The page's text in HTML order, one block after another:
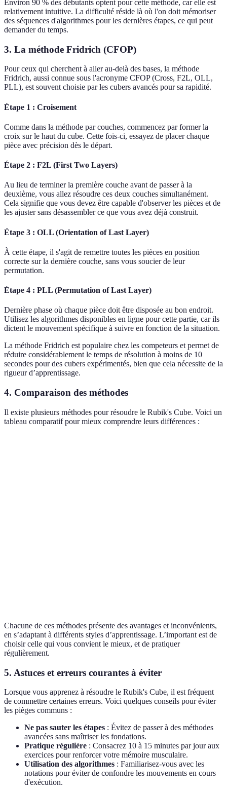
Environ 90 % des débutants optent pour cette méthode, car elle est
relativement intuitive. La difficulté réside là où l'on doit mémoriser
des séquences d'algorithmes pour les dernières étapes, ce qui peut
demander du temps.
3. La méthode Fridrich (CFOP)
Pour ceux qui cherchent à aller au-delà des bases, la méthode
Fridrich, aussi connue sous l'acronyme CFOP (Cross, F2L, OLL,
PLL), est souvent choisie par les cubers avancés pour sa rapidité.
Étape 1 : Croisement
Comme dans la méthode par couches, commencez par former la
croix sur le haut du cube. Cette fois-ci, essayez de placer chaque
pièce avec précision dès le départ.
Étape 2 : F2L (First Two Layers)
Au lieu de terminer la première couche avant de passer à la
deuxième, vous allez résoudre ces deux couches simultanément.
Cela signifie que vous devez être capable d'observer les pièces et de
les ajuster sans désassembler ce que vous avez déjà construit.
Étape 3 : OLL (Orientation of Last Layer)
À cette étape, il s'agit de remettre toutes les pièces en position
correcte sur la dernière couche, sans vous soucier de leur
permutation.
Étape 4 : PLL (Permutation of Last Layer)
Dernière phase où chaque pièce doit être disposée au bon endroit.
Utilisez les algorithmes disponibles en ligne pour cette partie, car ils
dictent le mouvement spécifique à suivre en fonction de la situation.
La méthode Fridrich est populaire chez les competeurs et permet de
réduire considérablement le temps de résolution à moins de 10
secondes pour des cubers expérimentés, bien que cela nécessite de la
rigueur d’apprentissage.
4. Comparaison des méthodes
Il existe plusieurs méthodes pour résoudre le Rubik's Cube. Voici un
tableau comparatif pour mieux comprendre leurs différences :
Chacune de ces méthodes présente des avantages et inconvénients,
en s’adaptant à différents styles d’apprentissage. L’important est de
choisir celle qui vous convient le mieux, et de pratiquer
régulièrement.
5. Astuces et erreurs courantes à éviter
Lorsque vous apprenez à résoudre le Rubik's Cube, il est fréquent
de commettre certaines erreurs. Voici quelques conseils pour éviter
les pièges communs :
Ne pas sauter les étapes : Évitez de passer à des méthodes
avancées sans maîtriser les fondations.
Pratique régulière : Consacrez 10 à 15 minutes par jour aux
exercices pour renforcer votre mémoire musculaire.
Utilisation des algorithmes : Familiarisez-vous avec les
notations pour éviter de confondre les mouvements en cours
d'exécution.